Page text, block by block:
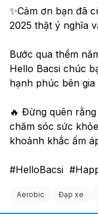
thể thao để có
sức khỏe của
✨Cảm ơn bạn đã
2025 thật ý nghĩa
Bước qua thềm
Hello Bacsi chúc
hạnh phúc bên gia
🔥 Đừng quên
chăm sóc sức
khoảnh khắc ấm
#HelloBacsi
Aerobic Đạp xe